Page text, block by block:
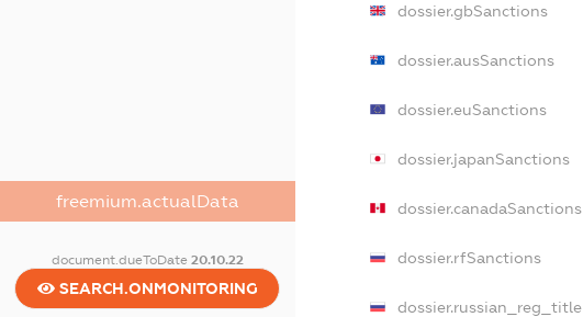
freemium.actualData
document.dueToDate 20.10.22
SEARCH.ONMONITORING
dossier.gbSanctions
dossier.ausSanctions
dossier.euSanctions
dossier.japanSanctions
dossier.canadaSanctions
dossier.rfSanctions
dossier.russian_reg_title